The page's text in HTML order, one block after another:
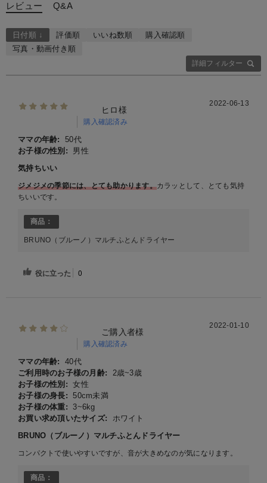
レビュー Q&A
詳細フィルター
日付順 ↓ 評価順 いいね数順
購入確認順
写真・動画付き順
ヒロ様
購入確認済み
2022-06-13
ママの年齢:
50代
お子様の性別:
男性
気持ちいい
ジメジメの季節には、とても助かります。カラッとして、とても気持
ちいいです。
商品：
BRUNO（ブルーノ）マルチふとんドライヤー
役に立った 0
ご購入者様
購入確認済み
2022-01-10
ママの年齢:
40代
ご利用時のお子様の月齢:
2歳~3歳
お子様の性別: 女性
お子様の身長: 50cm未満
お子様の体重:
3~6kg
お買い求め頂いたサイズ:
ホワイト
BRUNO（ブルーノ）マルチふとんドライヤー
コンパクトで使いやすいですが、音が大きめなのが気になります。
商品：